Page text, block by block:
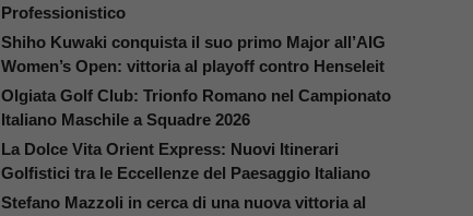
Professionistico
Shiho Kuwaki conquista il suo primo Major all’AIG
Women’s Open: vittoria al playoff contro Henseleit
Olgiata Golf Club: Trionfo Romano nel Campionato
Italiano Maschile a Squadre 2026
La Dolce Vita Orient Express: Nuovi Itinerari
Golfistici tra le Eccellenze del Paesaggio Italiano
Stefano Mazzoli in cerca di una nuova vittoria al